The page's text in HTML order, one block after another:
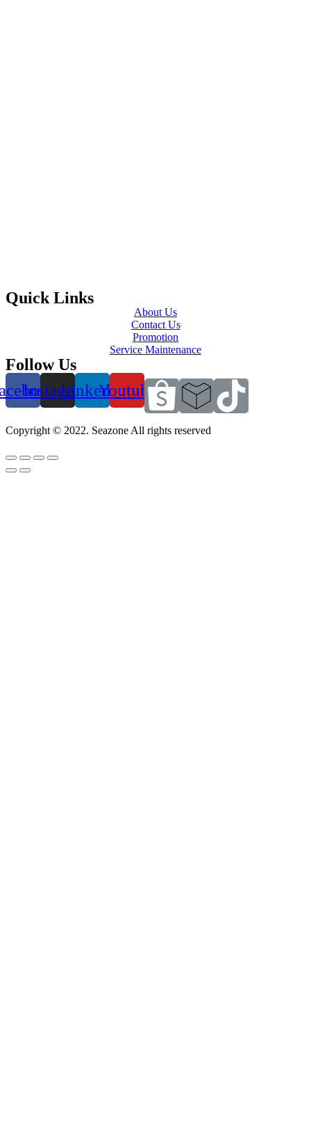
Quick Links
About Us
Contact Us
Promotion
Service Maintenance
Follow Us
InstagramLinkedinYoutube
Copyright © 2022. Seazone All rights reserved